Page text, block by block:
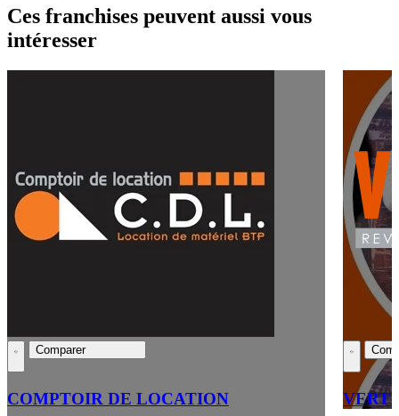
Ces franchises peuvent aussi vous
intéresser
Comparer
COMPTOIR DE LOCATION